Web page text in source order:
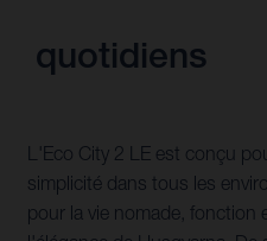
quotidiens
L'Eco City 2 LE est conçu
simplicité dans tous les
pour la vie nomade, fonction